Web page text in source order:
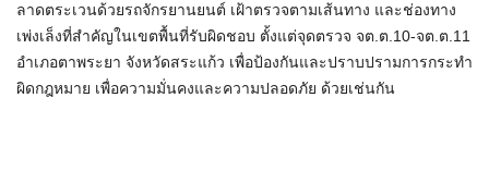
ลาดตระเวนด้วยรถจักรยานยนต์ เฝ้าตรวจตามเส้นทาง และช่องทาง
เพ่งเล็งที่สำคัญในเขตพื้นที่รับผิดชอบ ตั้งแต่จุดตรวจ จต.ต.10-จต.ต.11
อำเภอตาพระยา จังหวัดสระแก้ว เพื่อป้องกันและปราบปรามการกระทำ
ผิดกฎหมาย เพื่อความมั่นคงและความปลอดภัย ด้วยเช่นกัน